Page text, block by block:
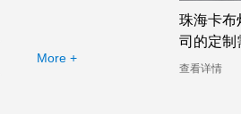
More +
珠海卡布
司的定制
查看详情